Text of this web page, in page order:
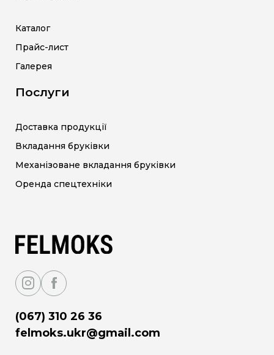
(067) 310 26 36
felmoks.ukr@gmail.com
Каталог
Прайс-лист
Галерея
Послуги
Доставка продукції
Вкладання бруківки
Механізоване вкладання бруківки
Оренда спецтехніки